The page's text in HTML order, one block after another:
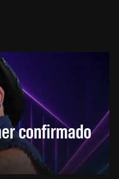
confirmado